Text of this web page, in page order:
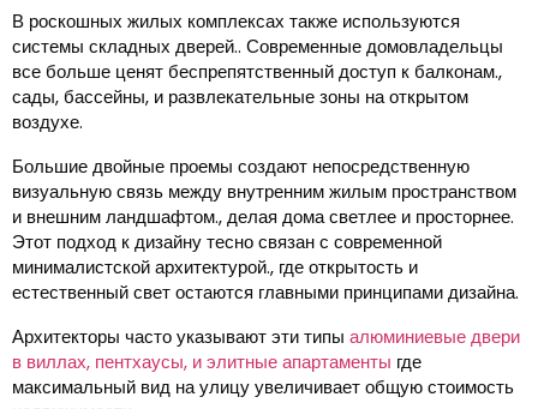
В роскошных жилых комплексах также используются
системы складных дверей.. Современные домовладельцы
все больше ценят беспрепятственный доступ к балконам.,
сады, бассейны, и развлекательные зоны на открытом
воздухе.
Большие двойные проемы создают непосредственную
визуальную связь между внутренним жилым пространством
и внешним ландшафтом., делая дома светлее и просторнее.
Этот подход к дизайну тесно связан с современной
минималистской архитектурой., где открытость и
естественный свет остаются главными принципами дизайна.
Архитекторы часто указывают эти типы алюминиевые двери
в виллах, пентхаусы, и элитные апартаменты где
максимальный вид на улицу увеличивает общую стоимость